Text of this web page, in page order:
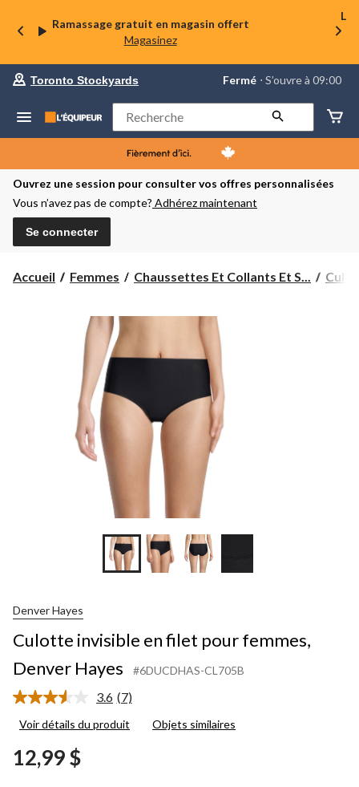
Ramassage gratuit en magasin offert
Magasinez
La
préféré
Toronto
Stockyards,
courament
Fermé,
S’ouvre
à
Toronto Stockyards Fermé ⋅ S’ouvre à 09:00
Rechercher
Ouvrez une session pour consulter vos offres personnalisées
Vous n’avez pas de compte? Adhérez maintenant
Se connecter
Accueil Femmes Chaussettes Et Collants Et S...
Denver Hayes
Culotte invisible en filet pour femmes,
Denver Hayes
#6DUCDHAS-CL705B
3.6 Lire
7
(7)
Voir détails du produit Objets similaires
12,99 $